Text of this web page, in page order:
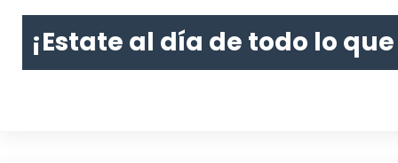
¡Estate al día de todo lo